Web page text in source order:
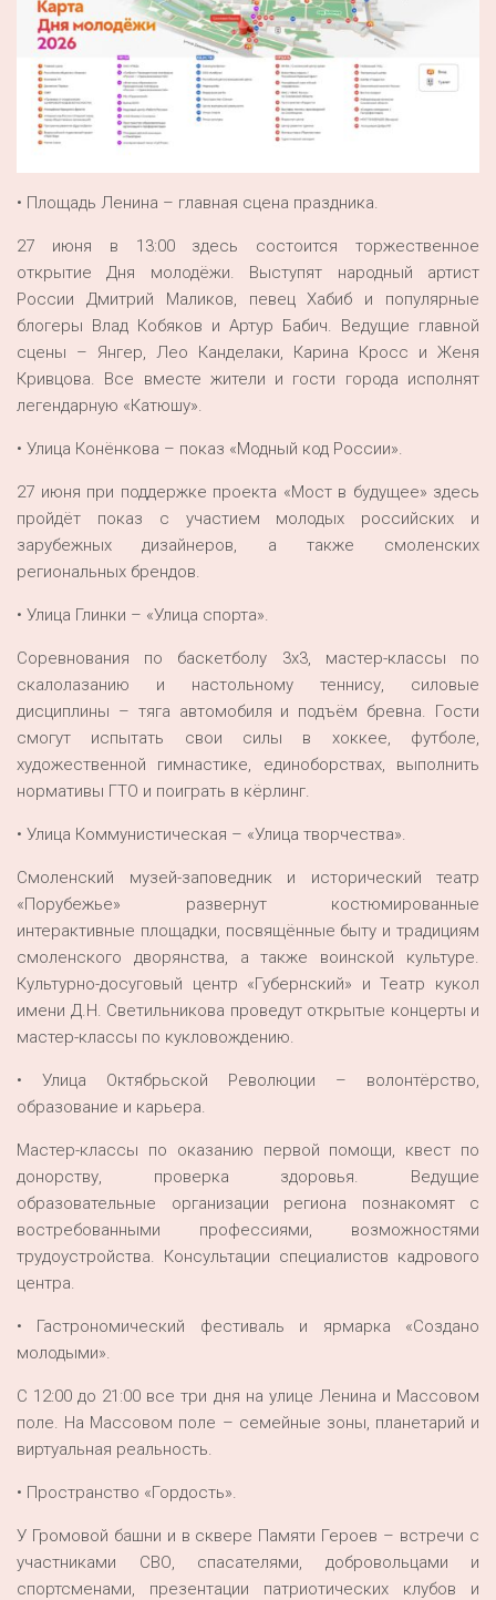
• Площадь Ленина – главная сцена праздника.
27 июня в 13:00 здесь состоится торжественное
открытие Дня молодёжи. Выступят народный артист
России Дмитрий Маликов, певец Хабиб и популярные
блогеры Влад Кобяков и Артур Бабич. Ведущие главной
сцены – Янгер, Лео Канделаки, Карина Кросс и Женя
Кривцова. Все вместе жители и гости города исполнят
легендарную «Катюшу».
• Улица Конёнкова – показ «Модный код России».
27 июня при поддержке проекта «Мост в будущее» здесь
пройдёт показ с участием молодых российских и
зарубежных дизайнеров, а также смоленских
региональных брендов.
• Улица Глинки – «Улица спорта».
Соревнования по баскетболу 3х3, мастер-классы по
скалолазанию и настольному теннису, силовые
дисциплины – тяга автомобиля и подъём бревна. Гости
смогут испытать свои силы в хоккее, футболе,
художественной гимнастике, единоборствах, выполнить
нормативы ГТО и поиграть в кёрлинг.
• Улица Коммунистическая – «Улица творчества».
Смоленский музей-заповедник и исторический театр
«Порубежье» развернут костюмированные
интерактивные площадки, посвящённые быту и традициям
смоленского дворянства, а также воинской культуре.
Культурно-досуговый центр «Губернский» и Театр кукол
имени Д.Н. Светильникова проведут открытые концерты и
мастер-классы по кукловождению.
• Улица Октябрьской Революции – волонтёрство,
образование и карьера.
Мастер-классы по оказанию первой помощи, квест по
донорству, проверка здоровья. Ведущие
образовательные организации региона познакомят с
востребованными профессиями, возможностями
трудоустройства. Консультации специалистов кадрового
центра.
• Гастрономический фестиваль и ярмарка «Создано
молодыми».
С 12:00 до 21:00 все три дня на улице Ленина и Массовом
поле. На Массовом поле – семейные зоны, планетарий и
виртуальная реальность.
• Пространство «Гордость».
У Громовой башни и в сквере Памяти Героев – встречи с
участниками СВО, спасателями, добровольцами и
спортсменами, презентации патриотических клубов и